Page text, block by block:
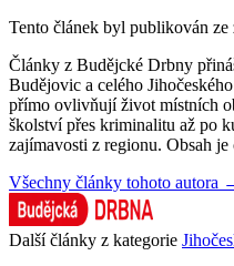
Tento článek byl publikován ze
Články z Budějcké Drbny
Budějovic a celého
přímo ovlivňují život místních
školství přes kriminalitu až po
zajímavosti z regionu. Obsah
Všechny články tohoto autora
Další články z kategorie